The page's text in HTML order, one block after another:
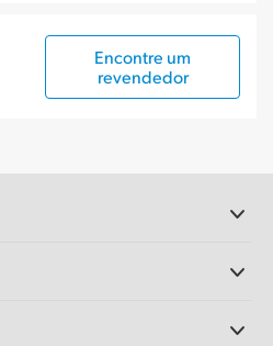
Encontre um
revendedor